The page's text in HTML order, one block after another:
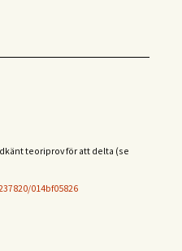
teoriprov för att delta (se
014bf05826